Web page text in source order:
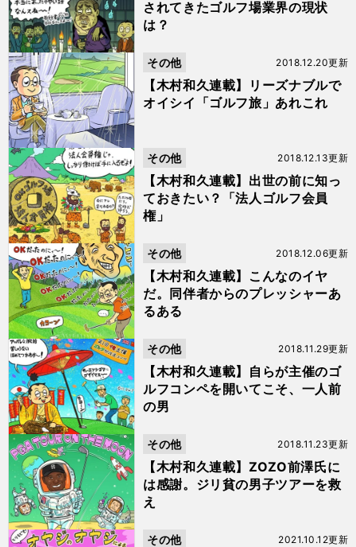
されてきたゴルフ場業界の現状
は？
【木村和久連載】リーズナブルで
オイシイ「ゴルフ旅」あれこれ
2018.12.20更新
その他
【木村和久連載】出世の前に知っ
ておきたい？「法人ゴルフ会員
権」
2018.12.13更新
その他
【木村和久連載】こんなのイヤ
だ。同伴者からのプレッシャーあ
るある
2018.12.06更新
その他
【木村和久連載】自らが主催のゴ
ルフコンペを開いてこそ、一人前
の男
2018.11.29更新
その他
【木村和久連載】ZOZO前澤氏に
は感謝。ジリ貧の男子ツアーを救
え
2018.11.23更新
その他
2021.10.12更新
その他